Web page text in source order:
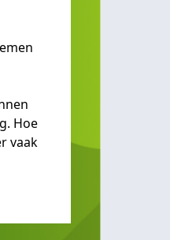
Hoe
vaak